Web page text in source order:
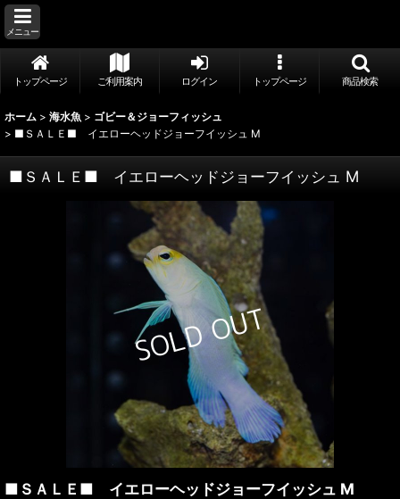
メニュー
トップページ ご利用案内 ログイン トップページ 商品検索
ホーム > 海水魚 > ゴビー＆ジョーフィッシュ
> ■ＳＡＬＥ■ イエローヘッドジョーフイッシュ M
■ＳＡＬＥ■ イエローヘッドジョーフイッシュ M
■ＳＡＬＥ■ イエローヘッドジョーフイッシュ M